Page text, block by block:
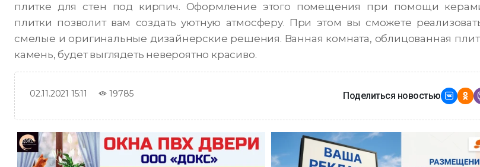
плитке для стен под кирпич. Оформление этого помещения при помощи
плитки позволит вам создать уютную атмосферу. При этом вы сможете
смелые и оригинальные дизайнерские решения. Ванная комната, облицованная
камень, будет выглядеть невероятно красиво.
02.11.2021 15:11 19785 Поделиться новостью